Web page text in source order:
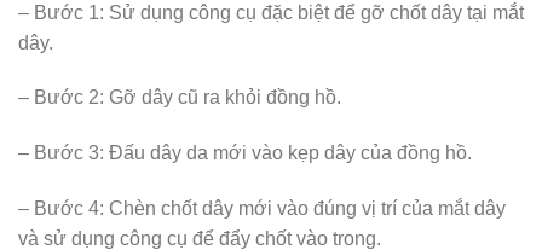
– Bước 1: Sử dụng công cụ đặc biệt để gỡ chốt dây tại mắt
dây.
– Bước 2: Gỡ dây cũ ra khỏi đồng hồ.
– Bước 3: Đấu dây da mới vào kẹp dây của đồng hồ.
– Bước 4: Chèn chốt dây mới vào đúng vị trí của mắt dây
và sử dụng công cụ để đẩy chốt vào trong.